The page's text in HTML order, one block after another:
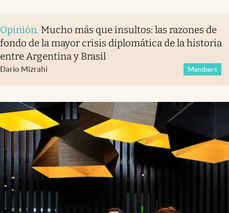
Opinión. Mucho más que insultos: las razones de
fondo de la mayor crisis diplomática de la historia
entre Argentina y Brasil
Dario Mizrahi Members